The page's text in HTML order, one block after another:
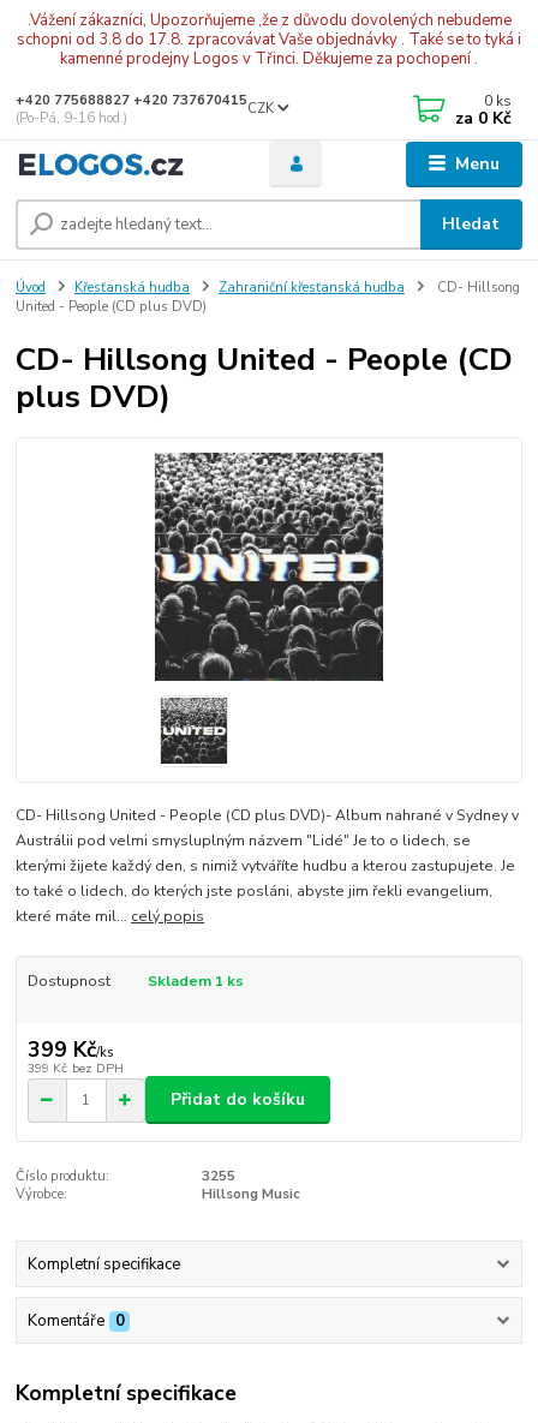
.Vážení zákazníci, Upozorňujeme ,že z důvodu dovolených nebudeme
schopni od 3.8 do 17.8. zpracovávat Vaše objednávky . Také se to tyká i
kamenné prodejny Logos v Třinci. Děkujeme za pochopení .
Menu
CZK
Hledat
+420 775688827 +420 737670415
(Po-Pá, 9-16 hod.)
0 ks
za 0 Kč
Úvod Křesťanská hudba Zahraniční křesťanská hudba
CD- Hillsong
United - People (CD plus DVD)
CD- Hillsong United - People (CD
plus DVD)
CD- Hillsong United - People (CD plus DVD)- Album nahrané v Sydney v
Austrálii pod velmi smysluplným názvem "Lidé" Je to o lidech, se
kterými žijete každý den, s nimiž vytváříte hudbu a kterou zastupujete. Je
to také o lidech, do kterých jste posláni, abyste jim řekli evangelium,
které máte mil... celý popis
Dostupnost Skladem 1 ks
399 Kč/ks
399 Kč bez DPH
Přidat do košíku
Číslo produktu:
3255
Výrobce:
Hillsong Music
Kompletní specifikace
Komentáře 0
Kompletní specifikace